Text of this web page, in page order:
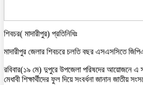
শিবচর( মাদারীপুর) প্রতিনিধিঃ
মাদারীপুর জেলার শিবচরে চলতি বছর এসএসসিতে
রবিবার(১৯ মে) দুপুরে উপজেলা পরিষদের আয়োজনে এ
মেধাবী শিক্ষার্থীদের ফুল দিয়ে সংবর্ধনা জানান